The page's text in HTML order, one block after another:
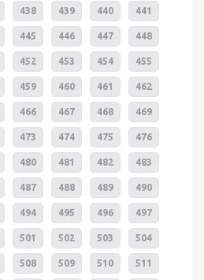
438 439 440 441
445 446 447 448
452 453 454 455
459 460 461 462
466 467 468 469
473 474 475 476
480 481 482 483
487 488 489 490
494 495 496 497
501 502 503 504
508 509 510 511